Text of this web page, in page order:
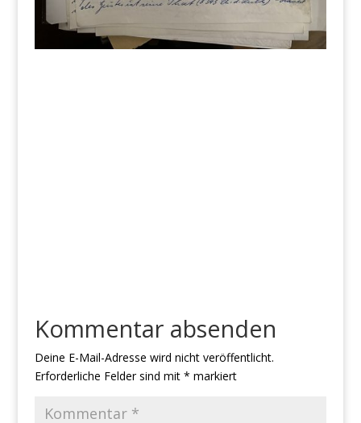
Kommentar absenden
Deine E-Mail-Adresse wird nicht veröffentlicht.
Erforderliche Felder sind mit * markiert